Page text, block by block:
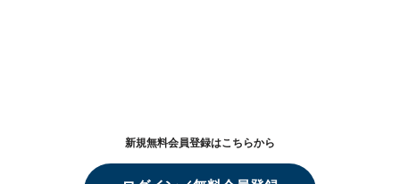
新規無料会員登録はこちらから